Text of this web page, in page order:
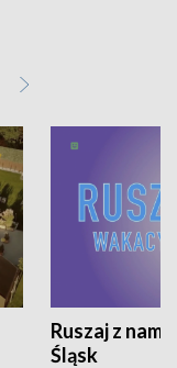
Ruszaj z
Śląsk